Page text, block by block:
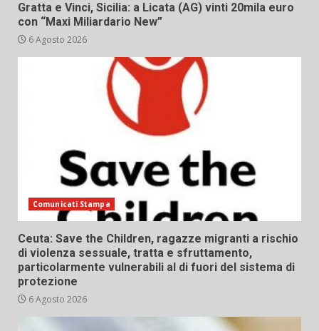
Gratta e Vinci, Sicilia: a Licata (AG) vinti 20mila euro
con “Maxi Miliardario New”
6 Agosto 2026
Comunicati Stampa
Ceuta: Save the Children, ragazze migranti a rischio
di violenza sessuale, tratta e sfruttamento,
particolarmente vulnerabili al di fuori del sistema di
protezione
6 Agosto 2026